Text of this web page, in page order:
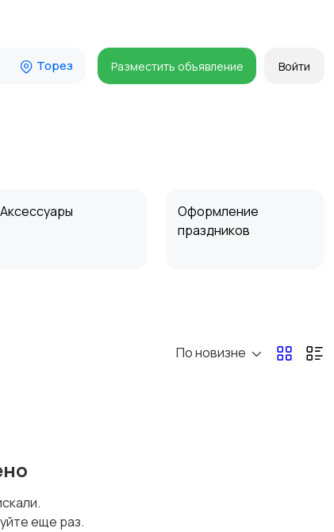
Торез Разместить объявление Войти
Аксессуары
Оформление
праздников
По новизне
еще раз.